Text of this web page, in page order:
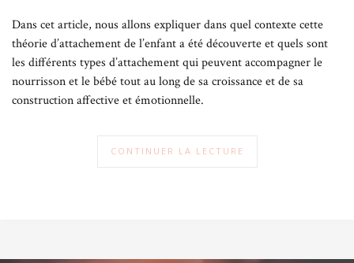
Dans cet article, nous allons expliquer dans quel contexte cette
théorie d’attachement de l’enfant a été découverte et quels sont
les différents types d’attachement qui peuvent accompagner le
nourrisson et le bébé tout au long de sa croissance et de sa
construction affective et émotionnelle.
CONTINUER LA LECTURE